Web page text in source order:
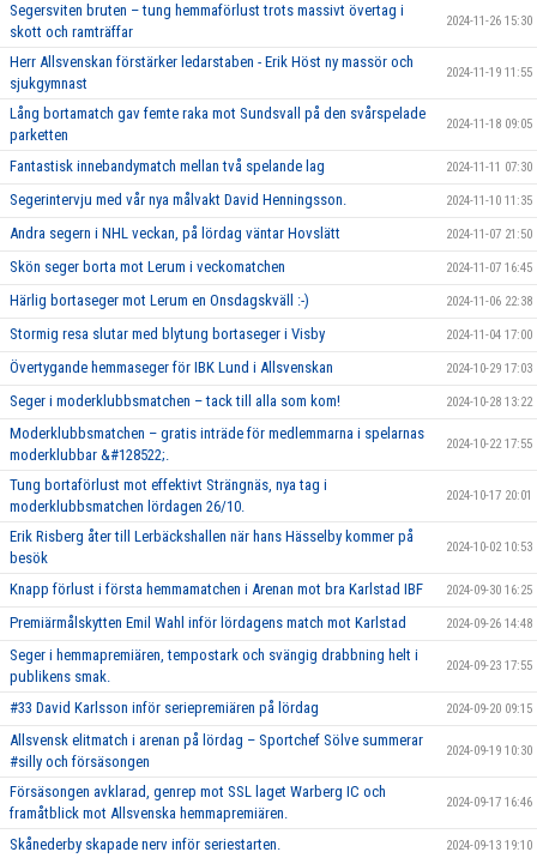
Segersviten bruten – tung hemmaförlust trots massivt övertag i
skott och ramträffar
2024-11-26 15:30
Herr Allsvenskan förstärker ledarstaben - Erik Höst ny massör och
sjukgymnast
2024-11-19 11:55
Lång bortamatch gav femte raka mot Sundsvall på den svårspelade
parketten
2024-11-18 09:05
Fantastisk innebandymatch mellan två spelande lag 2024-11-11 07:30
Segerintervju med vår nya målvakt David Henningsson. 2024-11-10 11:35
Andra segern i NHL veckan, på lördag väntar Hovslätt 2024-11-07 21:50
Skön seger borta mot Lerum i veckomatchen 2024-11-07 16:45
Härlig bortaseger mot Lerum en Onsdagskväll :-) 2024-11-06 22:38
Stormig resa slutar med blytung bortaseger i Visby 2024-11-04 17:00
Övertygande hemmaseger för IBK Lund i Allsvenskan 2024-10-29 17:03
Seger i moderklubbsmatchen – tack till alla som kom! 2024-10-28 13:22
Moderklubbsmatchen – gratis inträde för medlemmarna i spelarnas
moderklubbar &#128522;.
2024-10-22 17:55
Tung bortaförlust mot effektivt Strängnäs, nya tag i
moderklubbsmatchen lördagen 26/10.
2024-10-17 20:01
Erik Risberg åter till Lerbäckshallen när hans Hässelby kommer på
besök
2024-10-02 10:53
Knapp förlust i första hemmamatchen i Arenan mot bra Karlstad IBF 2024-09-30 16:25
Premiärmålskytten Emil Wahl inför lördagens match mot Karlstad 2024-09-26 14:48
Seger i hemmapremiären, tempostark och svängig drabbning helt i
publikens smak.
2024-09-23 17:55
#33 David Karlsson inför seriepremiären på lördag 2024-09-20 09:15
Allsvensk elitmatch i arenan på lördag – Sportchef Sölve summerar
#silly och försäsongen
2024-09-19 10:30
Försäsongen avklarad, genrep mot SSL laget Warberg IC och
framåtblick mot Allsvenska hemmapremiären.
2024-09-17 16:46
Skånederby skapade nerv inför seriestarten. 2024-09-13 19:10